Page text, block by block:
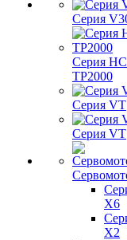
Серия
Серия
TP2000
Серия VT
Серия VT
X6
X2